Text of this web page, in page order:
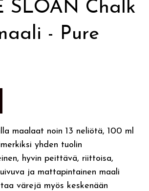
SLOAN Chalk
- Pure
maalaat noin 13 neliötä, 100 ml
yhden tuolin
hyvin peittävä, riittoisa,
ja mattapintainen maali
värejä myös keskenään